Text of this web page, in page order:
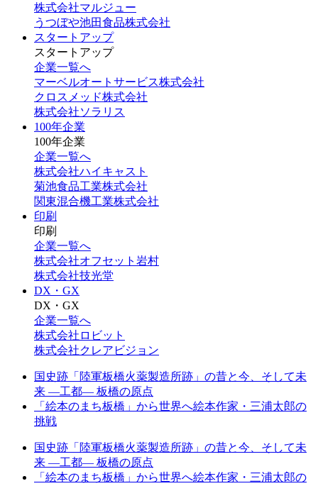
株式会社マルジュー
うつぼや池田食品株式会社
スタートアップ
スタートアップ
企業一覧へ
マーベルオートサービス株式会社
クロスメッド株式会社
株式会社ソラリス
100年企業
100年企業
企業一覧へ
株式会社ハイキャスト
菊池食品工業株式会社
関東混合機工業株式会社
印刷
印刷
企業一覧へ
株式会社オフセット岩村
株式会社技光堂
DX・GX
DX・GX
企業一覧へ
株式会社ロビット
株式会社クレアビジョン
国史跡「陸軍板橋火薬製造所跡」の昔と今、そして未
来 —工都— 板橋の原点
「絵本のまち板橋」から世界へ絵本作家・三浦太郎の
挑戦
国史跡「陸軍板橋火薬製造所跡」の昔と今、そして未
来 —工都— 板橋の原点
「絵本のまち板橋」から世界へ絵本作家・三浦太郎の